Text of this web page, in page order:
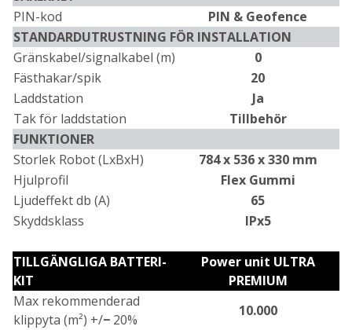
PIN-kod
PIN & Geofence
STANDARDUTRUSTNING FÖR INSTALLATION
Gränskabel/signalkabel (m)
0
Fästhakar/spik
20
Laddstation
Ja
Tak för laddstation
Tillbehör
FUNKTIONER
Storlek Robot (LxBxH)
784 x 536 x 330 mm
Hjulprofil
Flex Gummi
Ljudeffekt db (A)
65
Skyddsklass
IPx5
TILLGÄNGLIGA BATTERI-
KIT
Power unit ULTRA
PREMIUM
Max rekommenderad
klippyta (m²) +/− 20%
10.000